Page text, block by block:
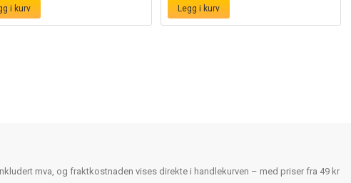
i kurv Legg i kurv
mva, og fraktkostnaden vises direkte i handlekurven – med priser fra 49 kr